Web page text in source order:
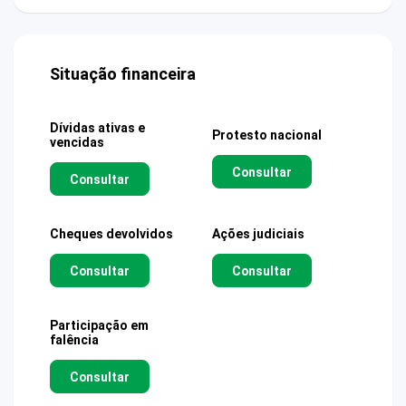
Situação financeira
Dívidas ativas e
vencidas
Consultar
Protesto nacional
Consultar
Cheques devolvidos
Consultar
Ações judiciais
Consultar
Participação em
falência
Consultar